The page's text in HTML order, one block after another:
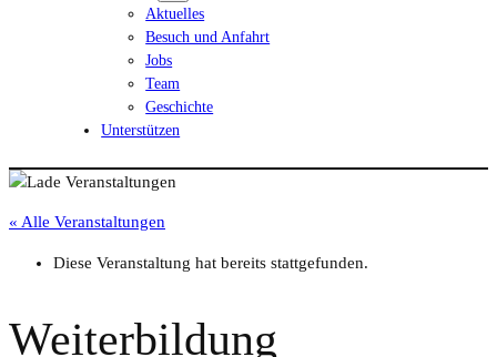
Aktuelles
Besuch und Anfahrt
Jobs
Team
Geschichte
Unterstützen
« Alle Veranstaltungen
Diese Veranstaltung hat bereits stattgefunden.
Weiterbildung